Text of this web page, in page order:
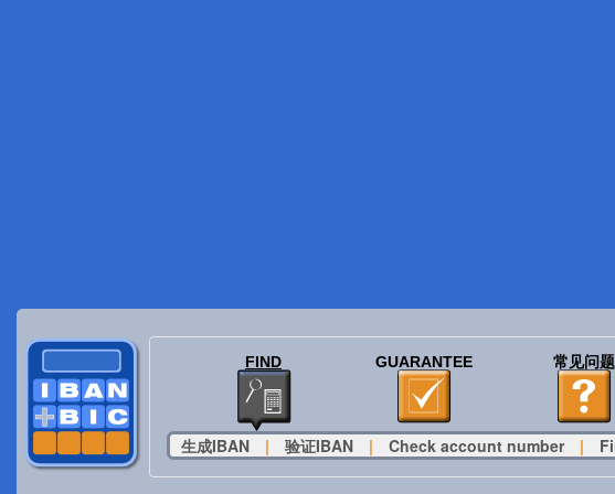
FIND GUARANTEE 常见问题
生成IBAN | 验证IBAN | Check account number |